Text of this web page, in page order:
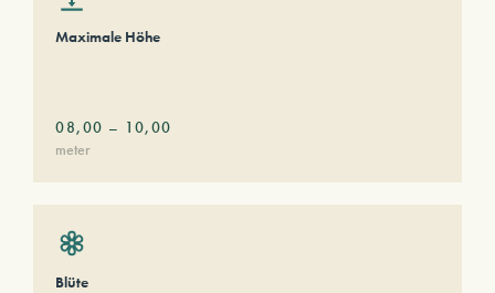
Maximale Höhe
08,00 – 10,00
meter
Blüte